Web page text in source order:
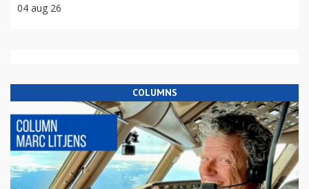
04 aug 26
COLUMNS